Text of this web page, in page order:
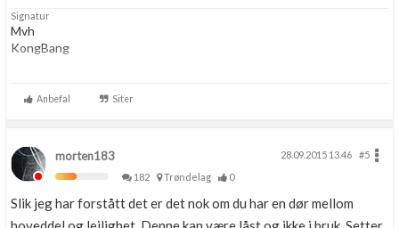
Signatur
Mvh
KongBang
Snart takstmann =)
Anbefal Siter
morten183 28.09.2015 13.46
#5
182
Trøndelag 0
Slik jeg har forstått det er det nok om du har en dør mellom